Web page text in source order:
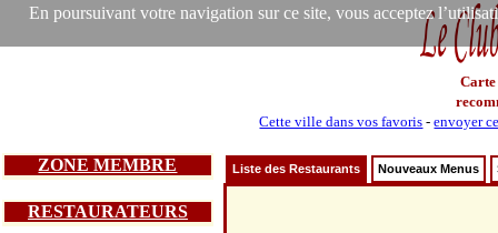
En poursuivant votre navigation sur ce site, vous acceptez
Carte
Cette ville dans vos favoris -envoyer
ZONE MEMBRE
RESTAURATEURS
Liste des Restaurants Nouveaux Menus